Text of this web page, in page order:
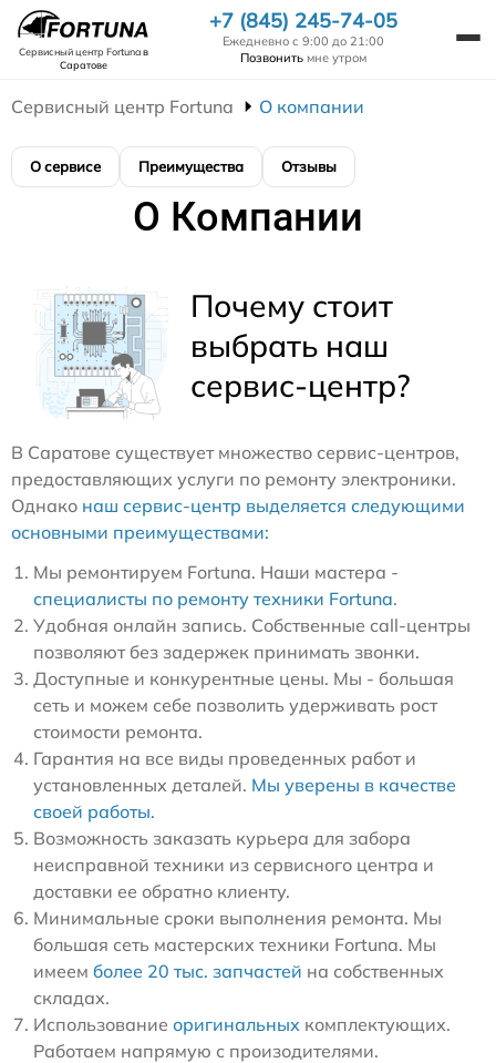
Сервисный центр Fortunaв
Саратове
+7 (845) 245-74-05
Ежедневно с 9:00 до 21:00
Позвонить мне утром
Сервисный центр Fortuna О компании
О сервисе Преимущества Отзывы
О Компании
Почему стоит
выбрать наш
сервис-центр?
В Саратове существует множество сервис-центров,
предоставляющих услуги по ремонту электроники.
Однако наш сервис-центр выделяется следующими
основными преимуществами:
Мы ремонтируем Fortuna. Наши мастера -
специалисты по ремонту техники Fortuna.
Удобная онлайн запись. Собственные call-центры
позволяют без задержек принимать звонки.
Доступные и конкурентные цены. Мы - большая
сеть и можем себе позволить удерживать рост
стоимости ремонта.
Гарантия на все виды проведенных работ и
установленных деталей. Мы уверены в качестве
своей работы.
Возможность заказать курьера для забора
неисправной техники из сервисного центра и
доставки ее обратно клиенту.
Минимальные сроки выполнения ремонта. Мы
большая сеть мастерских техники Fortuna. Мы
имеем более 20 тыс. запчастей на собственных
складах.
Использование оригинальных комплектующих.
Работаем напрямую с произодителями.